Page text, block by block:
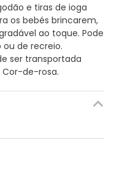
e tiras de ioga
os bebés brincarem,
ao toque. Pode
de recreio.
ser transportada
de-rosa.